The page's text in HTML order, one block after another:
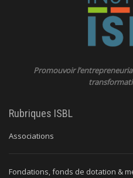
Promouvoir
Rubriques ISBL
Associations
Fondations, fonds de dotation &